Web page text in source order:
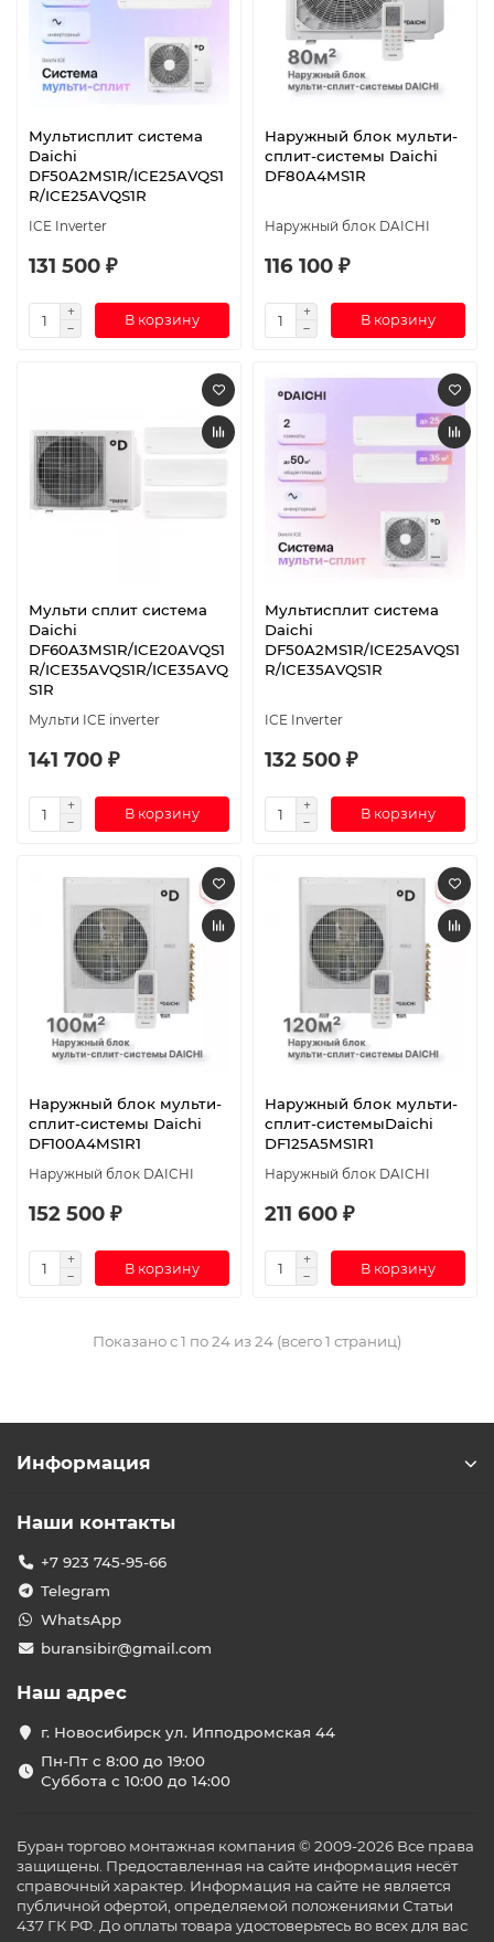
Мультисплит система
Daichi
DF50A2MS1R/ICE25AVQS1
R/ICE25AVQS1R
ICE Inverter
131 500 ₽
В корзину
Наружный блок мульти-
сплит-системы Daichi
DF80A4MS1R
Наружный блок DAICHI
116 100 ₽
В корзину
Мульти сплит система
Daichi
DF60A3MS1R/ICE20AVQS1
R/ICE35AVQS1R/ICE35AVQ
S1R
Мульти ICE inverter
141 700 ₽
В корзину
Мультисплит система
Daichi
DF50A2MS1R/ICE25AVQS1
R/ICE35AVQS1R
ICE Inverter
132 500 ₽
В корзину
Наружный блок мульти-
сплит-системы Daichi
DF100A4MS1R1
Наружный блок DAICHI
152 500 ₽
В корзину
Наружный блок мульти-
сплит-системыDaichi
DF125A5MS1R1
Наружный блок DAICHI
211 600 ₽
В корзину
Показано с 1 по 24 из 24 (всего 1 страниц)
Информация
Наши контакты
+7 923 745-95-66
Telegram
WhatsApp
buransibir@gmail.com
Наш адрес
г. Новосибирск ул. Ипподромская 44
Пн-Пт с 8:00 до 19:00
Суббота с 10:00 до 14:00
Буран торгово монтажная компания © 2009-2026 Все права
защищены. Предоставленная на сайте информация несёт
справочный характер. Информация на сайте не является
публичной офертой, определяемой положениями Статьи
437 ГК РФ. До оплаты товара удостоверьтесь во всех для вас